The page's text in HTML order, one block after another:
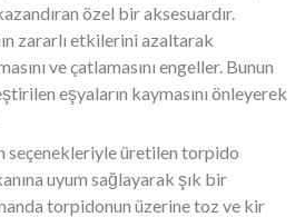
özel bir aksesuardır.
zararlı etkilerini azaltarak
ve çatlamasını engeller. Bunun
eşyaların kaymasını önleyerek
seçenekleriyle üretilen torpido
uyum sağlayarak şık bir
torpidonun üzerine toz ve kir